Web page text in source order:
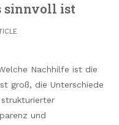
sinnvoll ist
Nachhilfe ist die
groß, die Unterschiede
und